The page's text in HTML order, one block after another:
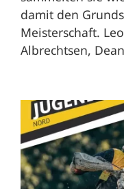
damit den
Meisterschaft.
Albrechtsen,